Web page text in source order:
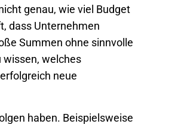
genau, wie viel Budget
dass Unternehmen
Summen ohne sinnvolle
wissen, welches
neue
haben. Beispielsweise